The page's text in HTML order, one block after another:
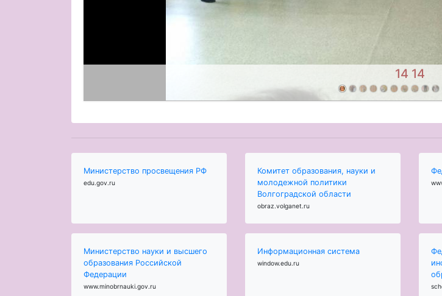
13 13
Министерство просвещения РФ
edu.gov.ru
Комитет образования, науки и
молодежной политики
Волгоградской области
obraz.volganet.ru
Министерство науки и высшего
образования Российской
Федерации
www.minobrnauki.gov.ru
Информационная система
window.edu.ru